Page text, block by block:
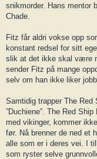
snikmorder. Hans mentor
Chade.
Fitz får aldri vokse opp
konstant redsel for sitt
slik at det ikke skal være
sender Fitz på mange
selv om han ikke liker
Samtidig trapper The Red
”Duchiene”. The Red
med vikinger, kommer
før. Nå brenner de ned et
alle som er i deres vei. I
som ryster selve